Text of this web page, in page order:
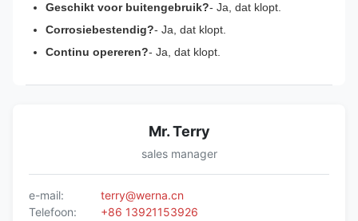
Geschikt voor buitengebruik?- Ja, dat klopt.
Corrosiebestendig?- Ja, dat klopt.
Continu opereren?- Ja, dat klopt.
Mr. Terry
sales manager
e-mail:
terry@werna.cn
Telefoon:
+86 13921153926